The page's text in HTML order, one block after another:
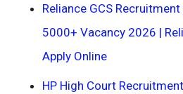
Reliance GCS
5000+ Vacancy 2026 |
Apply Online
HP High Court